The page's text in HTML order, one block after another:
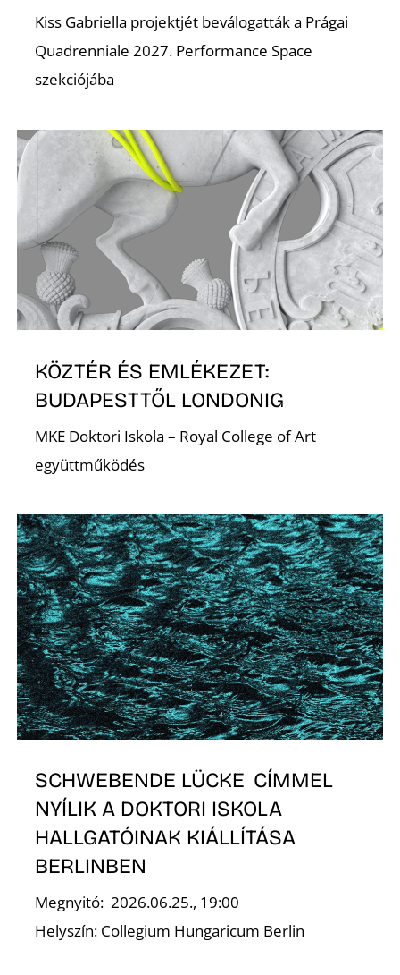
Kiss Gabriella projektjét beválogatták a Prágai
Quadrenniale 2027. Performance Space
szekciójába
KÖZTÉR ÉS EMLÉKEZET:
BUDAPESTTŐL LONDONIG
MKE Doktori Iskola – Royal College of Art
együttműködés
SCHWEBENDE LÜCKE CÍMMEL
NYÍLIK A DOKTORI ISKOLA
HALLGATÓINAK KIÁLLÍTÁSA
BERLINBEN
Megnyitó: 2026.06.25., 19:00
Helyszín: Collegium Hungaricum Berlin